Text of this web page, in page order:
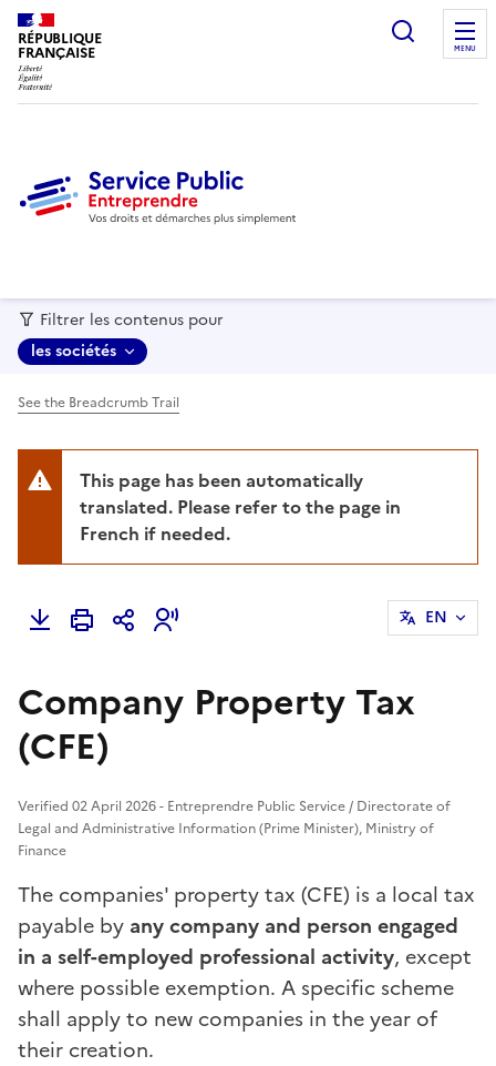
RÉPUBLIQUE
FRANÇAISE MENU
Filtrer les contenus pour
les sociétés
See the Breadcrumb Trail
This page has been automatically
translated. Please refer to the page in
French if needed.
EN
Company Property Tax
(CFE)
Verified 02 April 2026 - Entreprendre Public Service / Directorate of
Legal and Administrative Information (Prime Minister), Ministry of
Finance
The companies' property tax (CFE) is a local tax
payable by any company and person engaged
in a self-employed professional activity, except
where possible exemption. A specific scheme
shall apply to new companies in the year of
their creation.